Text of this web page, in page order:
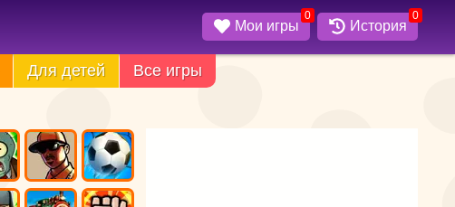
Мои игры
0
История
0
Для детей Все игры